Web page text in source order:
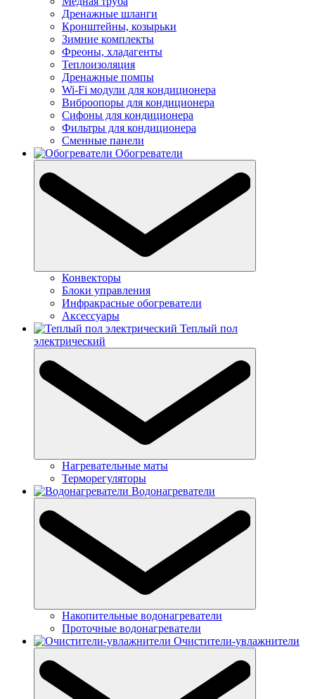
Дренажные шланги
Кронштейны, козырьки
Зимние комплекты
Фреоны, хладагенты
Теплоизоляция
Дренажные помпы
Wi-Fi модули для кондиционера
Виброопоры для кондиционера
Сифоны для кондиционера
Фильтры для кондиционера
Сменные панели
Обогреватели
Конвекторы
Блоки управления
Инфракрасные обогреватели
Аксессуары
Теплый пол
электрический
Нагревательные маты
Терморегуляторы
Водонагреватели
Накопительные водонагреватели
Проточные водонагреватели
Очистители-увлажнители